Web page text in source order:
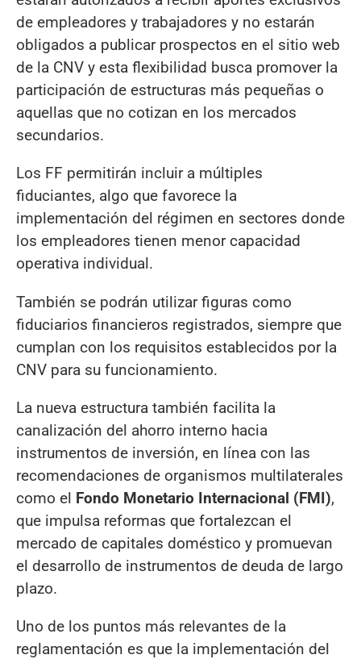
de empleadores y trabajadores y no estarán
obligados a publicar prospectos en el sitio web
de la CNV y esta flexibilidad busca promover la
participación de estructuras más pequeñas o
aquellas que no cotizan en los mercados
secundarios.
Los FF permitirán incluir a múltiples
fiduciantes, algo que favorece la
implementación del régimen en sectores donde
los empleadores tienen menor capacidad
operativa individual.
También se podrán utilizar figuras como
fiduciarios financieros registrados, siempre que
cumplan con los requisitos establecidos por la
CNV para su funcionamiento.
La nueva estructura también facilita la
canalización del ahorro interno hacia
instrumentos de inversión, en línea con las
recomendaciones de organismos multilaterales
como el Fondo Monetario Internacional (FMI),
que impulsa reformas que fortalezcan el
mercado de capitales doméstico y promuevan
el desarrollo de instrumentos de deuda de largo
plazo.
Uno de los puntos más relevantes de la
reglamentación es que la implementación del